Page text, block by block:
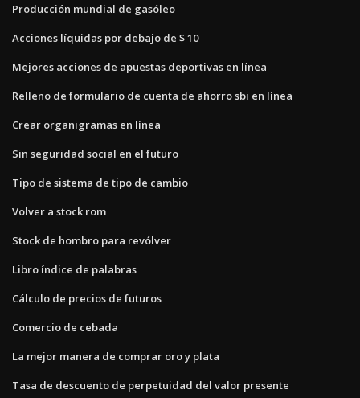
Producción mundial de gasóleo
Acciones líquidas por debajo de $ 10
Mejores acciones de apuestas deportivas en línea
Relleno de formulario de cuenta de ahorro sbi en línea
Crear organigramas en línea
Sin seguridad social en el futuro
Tipo de sistema de tipo de cambio
Volver a stock rom
Stock de hombro para revólver
Libro índice de palabras
Cálculo de precios de futuros
Comercio de cebada
La mejor manera de comprar oro y plata
Tasa de descuento de perpetuidad del valor presente